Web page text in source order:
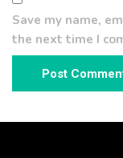
Save my name,
the next time I